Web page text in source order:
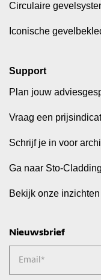
Circulaire
Iconische
Support
Plan jouw
Vraag een
Schrijf je in voor
Ga naar Sto-
Bekijk onze inzichten
Nieuwsbrief
Email*